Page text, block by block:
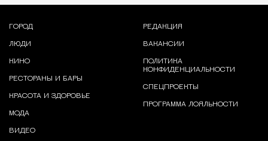
ГОРОД
ЛЮДИ
КИНО
РЕСТОРАНЫ И БАРЫ
КРАСОТА И ЗДОРОВЬЕ
МОДА
ВИДЕО
РЕДАКЦИЯ
ВАКАНСИИ
ПОЛИТИКА
КОНФИДЕНЦИАЛЬНОСТИ
СПЕЦПРОЕКТЫ
ПРОГРАММА ЛОЯЛЬНОСТИ